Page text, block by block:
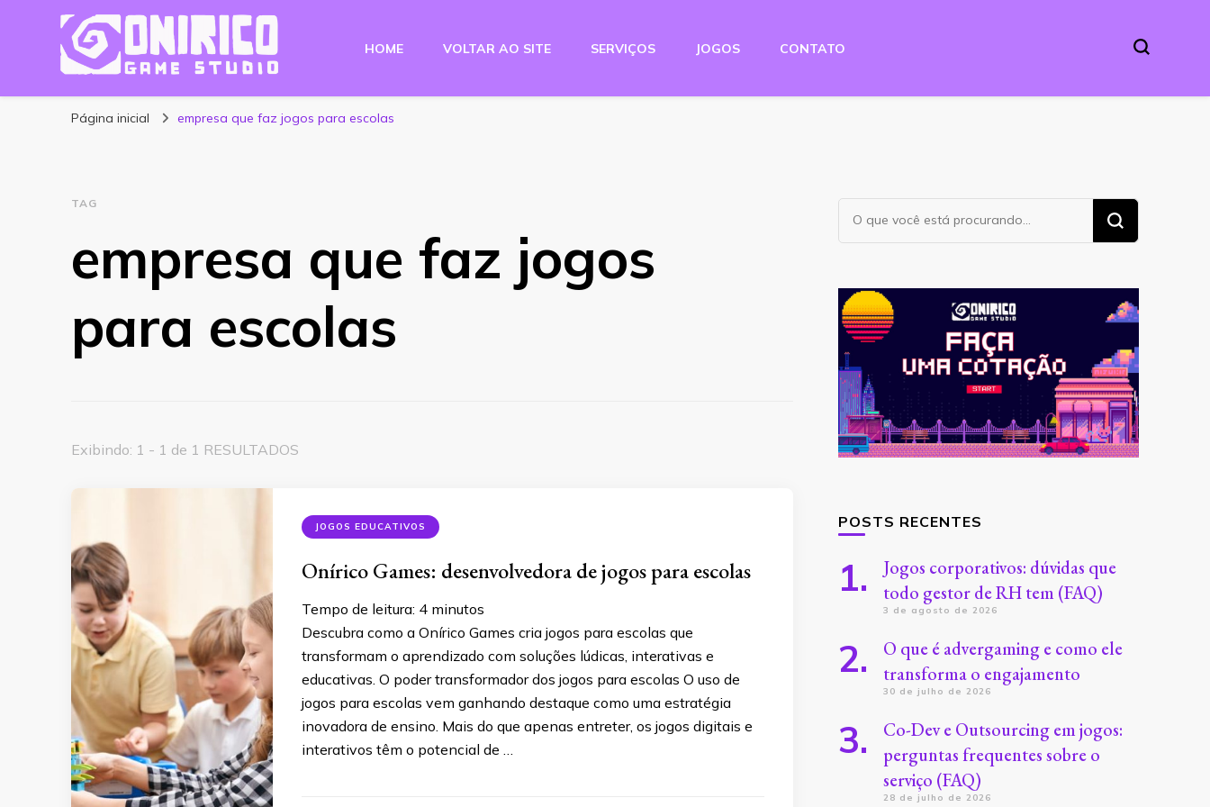
Blog Onirico Game Studio
HOME VOLTAR AO SITE SERVIÇOS JOGOS CONTATO
Página inicial empresa que faz jogos para escolas
TAG
empresa que faz jogos
para escolas
Exibindo: 1 - 1 de 1 RESULTADOS
JOGOS EDUCATIVOS
Onírico Games: desenvolvedora de jogos para escolas
Tempo de leitura: 4 minutos
Descubra como a Onírico Games cria jogos para escolas que
transformam o aprendizado com soluções lúdicas, interativas e
educativas. O poder transformador dos jogos para escolas O uso de
jogos para escolas vem ganhando destaque como uma estratégia
inovadora de ensino. Mais do que apenas entreter, os jogos digitais e
interativos têm o potencial de …
Procurando
algo?
POSTS RECENTES
Jogos corporativos: dúvidas que
todo gestor de RH tem (FAQ)
3 de agosto de 2026
O que é advergaming e como ele
transforma o engajamento
30 de julho de 2026
Co-Dev e Outsourcing em jogos:
perguntas frequentes sobre o
serviço (FAQ)
28 de julho de 2026